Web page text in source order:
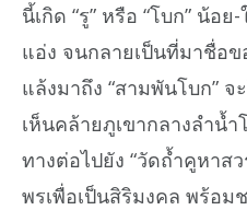
นี้เกิด “รู” หรือ “โบก” น้อ
แอ่ง จนกลายเป็นที่มาชื่อข
แล้งมาถึง “สามพันโบก”
เห็นคล้ายภูเขากลางลำน้
ทางต่อไปยัง “วัดถ้ำคูหาส
พรเพื่อเป็นสิริมงคล พร้อ